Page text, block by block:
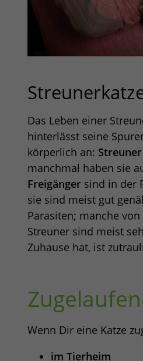
Das Leben einer
hinterlässt seine
körperlich an: Streuner
manchmal haben sie
Freigänger sind in der
sie sind meist gut
Parasiten; manche
Streuner sind meist
Zuhause hat, ist
Wenn Dir eine Katze
im Tierheim